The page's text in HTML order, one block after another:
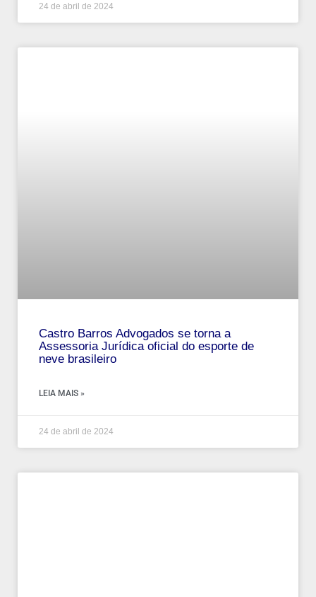
24 de abril de 2024
Castro Barros Advogados se torna a
Assessoria Jurídica oficial do esporte de
neve brasileiro
LEIA MAIS »
24 de abril de 2024